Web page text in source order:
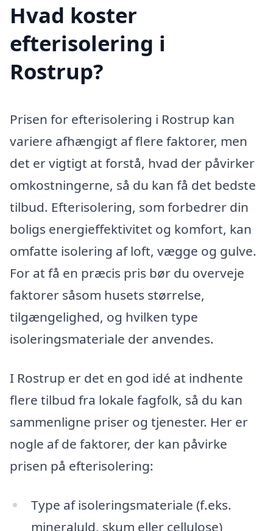
Hvad koster
efterisolering i
Rostrup?
Prisen for efterisolering i Rostrup kan
variere afhængigt af flere faktorer, men
det er vigtigt at forstå, hvad der påvirker
omkostningerne, så du kan få det bedste
tilbud. Efterisolering, som forbedrer din
boligs energieffektivitet og komfort, kan
omfatte isolering af loft, vægge og gulve.
For at få en præcis pris bør du overveje
faktorer såsom husets størrelse,
tilgængelighed, og hvilken type
isoleringsmateriale der anvendes.
I Rostrup er det en god idé at indhente
flere tilbud fra lokale fagfolk, så du kan
sammenligne priser og tjenester. Her er
nogle af de faktorer, der kan påvirke
prisen på efterisolering:
Type af isoleringsmateriale (f.eks.
mineraluld, skum eller cellulose)